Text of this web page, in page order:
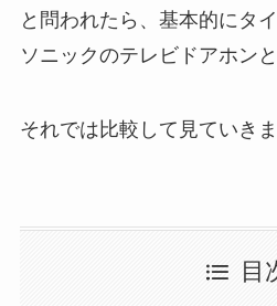
と問われたら、基本的にタ
ソニックのテレビドアホンと
それでは比較して見ていきま
目